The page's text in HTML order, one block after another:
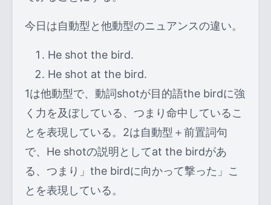
今日は自動型と他動型のニュアンスの違い。
He shot the bird.
He shot at the bird.
1は他動型で、動詞shotが目的語the birdに強
く力を及ぼしている、つまり命中しているこ
とを表現している。2は自動型＋前置詞句
で、He shotの説明としてat the birdがあ
る、つまり」the birdに向かって撃った」こ
とを表現している。